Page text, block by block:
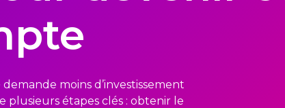
moins d’investissement
plusieurs étapes clés : obtenir le